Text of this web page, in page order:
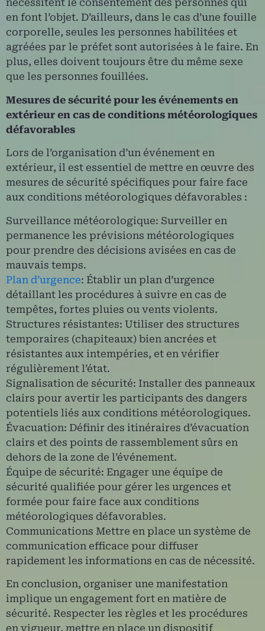
nécessitent le consentement des personnes qui
en font l’objet. D’ailleurs, dans le cas d’une fouille
corporelle, seules les personnes habilitées et
agréées par le préfet sont autorisées à le faire. En
plus, elles doivent toujours être du même sexe
que les personnes fouillées.
Mesures de sécurité pour les événements en
extérieur en cas de conditions météorologiques
défavorables
Lors de l’organisation d’un événement en
extérieur, il est essentiel de mettre en œuvre des
mesures de sécurité spécifiques pour faire face
aux conditions météorologiques défavorables :
Surveillance météorologique: Surveiller en
permanence les prévisions météorologiques
pour prendre des décisions avisées en cas de
mauvais temps.
Plan d’urgence: Établir un plan d’urgence
détaillant les procédures à suivre en cas de
tempêtes, fortes pluies ou vents violents.
Structures résistantes: Utiliser des structures
temporaires (chapiteaux) bien ancrées et
résistantes aux intempéries, et en vérifier
régulièrement l’état.
Signalisation de sécurité: Installer des panneaux
clairs pour avertir les participants des dangers
potentiels liés aux conditions météorologiques.
Évacuation: Définir des itinéraires d’évacuation
clairs et des points de rassemblement sûrs en
dehors de la zone de l’événement.
Équipe de sécurité: Engager une équipe de
sécurité qualifiée pour gérer les urgences et
formée pour faire face aux conditions
météorologiques défavorables.
Communications Mettre en place un système de
communication efficace pour diffuser
rapidement les informations en cas de nécessité.
En conclusion, organiser une manifestation
implique un engagement fort en matière de
sécurité. Respecter les règles et les procédures
en vigueur, mettre en place un dispositif